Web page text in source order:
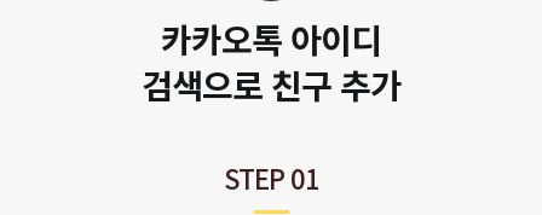
카카오톡 아이디
검색으로 친구 추가
STEP 01